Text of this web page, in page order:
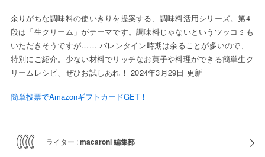
余りがちな調味料の使いきりを提案する、調味料活用シリーズ。第4
段は「生クリーム」がテーマです。調味料じゃないというツッコミも
いただきそうですが…… バレンタイン時期は余ることが多いので、
特別にご紹介。少ない材料でリッチなお菓子や料理ができる簡単生ク
リームレシピ、ぜひお試しあれ！ 2024年3月29日 更新
簡単投票でAmazonギフトカードGET！
ライター :macaroni 編集部